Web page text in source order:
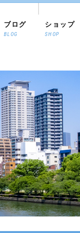
ブログ
BLOG
ショップ
SHOP